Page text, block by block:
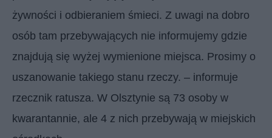
żywności i odbieraniem śmieci. Z uwagi na dobro
osób tam przebywających nie informujemy gdzie
znajdują się wyżej wymienione miejsca. Prosimy o
uszanowanie takiego stanu rzeczy. – informuje
rzecznik ratusza. W Olsztynie są 73 osoby w
kwarantannie, ale 4 z nich przebywają w miejskich